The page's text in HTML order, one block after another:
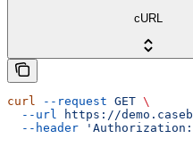
cURL
curl --request GET \
  --url
https://
  --header
'Authorization: